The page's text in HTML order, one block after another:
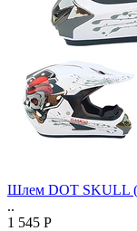
Шлем DOT SKULL
..
1 545 Р